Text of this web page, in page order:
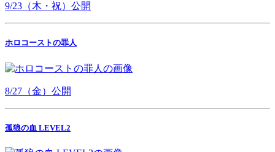
9/23（木・祝）公開
ホロコーストの罪人
8/27（金）公開
孤狼の血 LEVEL2